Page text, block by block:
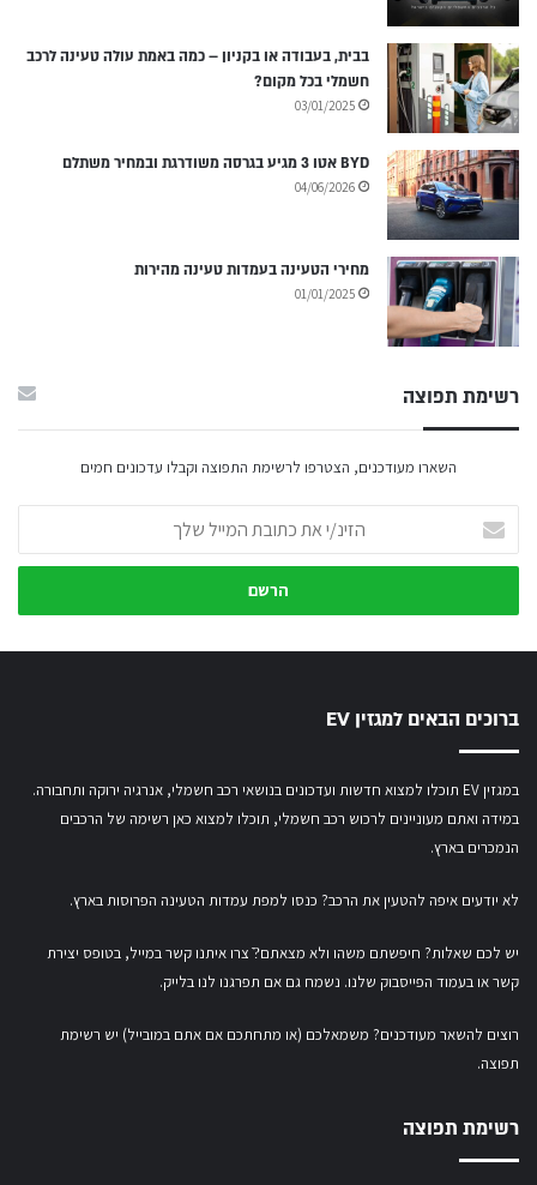
בבית, בעבודה או בקניון – כמה באמת עולה טעינה לרכב
חשמלי בכל מקום?
03/01/2025
BYD אטו 3 מגיע בגרסה משודרגת ובמחיר משתלם
04/06/2026
מחירי הטעינה בעמדות טעינה מהירות
01/01/2025
רשימת תפוצה
השארו מעודכנים, הצטרפו לרשימת התפוצה וקבלו עדכונים חמים
את
כתובת
שלך
ברוכים הבאים למגזין EV
במגזין EV תוכלו למצוא חדשות ועדכונים בנושאי רכב חשמלי, אנרגיה ירוקה ותחבורה.
במידה ואתם מעוניינים לרכוש רכב חשמלי, תוכלו למצוא כאן רשימה של הרכבים
הנמכרים בארץ.
לא יודעים איפה להטעין את הרכב? כנסו למפת עמדות הטעינה הפרוסות בארץ.
יש לכם שאלות? חיפשתם משהו ולא מצאתם?ֿ צרו איתנו קשר במייל, בטופס יצירת
קשראובעמוד הפייסבוק שלנו. נשמח גם אם תפרגנו לנו בלייק.
רוצים להשאר מעודכנים? משמאלכם (או מתחתכם אם אתם במובייל) יש רשימת
תפוצה.
רשימת תפוצה